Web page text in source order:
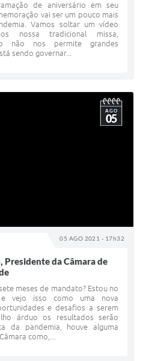
de aniversário em seu
vai ser um pouco mais
Vamos soltar um vídeo
nossa tradicional missa,
não nos permite grandes
sendo governar...
05 AGO 2021 - 17h32
AGO
05
Presidente da Câmara de
meses de mandato? Estou no
e vejo isso como uma nova
e desafios a serem
árduo os resultados serão
da pandemia, houve alguma
como,...